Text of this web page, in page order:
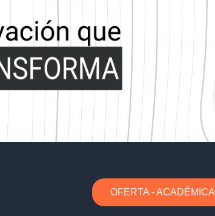
OFERTA - ACADÉMICA